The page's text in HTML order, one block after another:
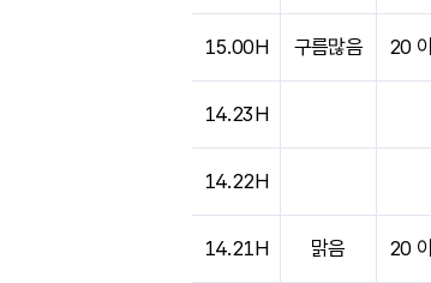
15.00H 구름많음 20
14.23H
14.22H
14.21H 맑음 20